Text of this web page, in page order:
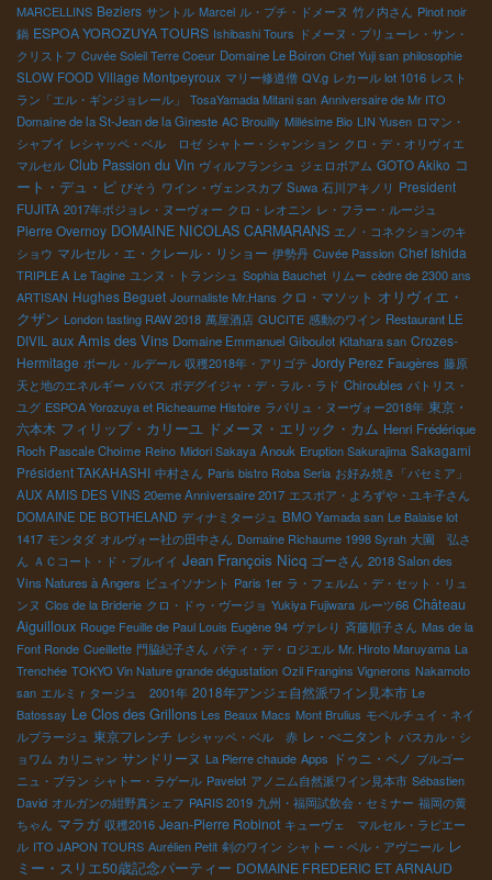
MARCELLINS Beziers サントル Marcel ル・プチ・ドメーヌ 竹ノ内さん Pinot noir
鍋 ESPOA YOROZUYA TOURS Ishibashi Tours ドメーヌ・プリューレ・サン・
クリストフ Cuvée Soleil Terre Coeur Domaine Le Boiron Chef Yuji san philosophie
SLOW FOOD Village Montpeyroux マリー修道僧 QV.g レカール lot 1016 レスト
ラン「エル・ギンジョレール」
TosaYamada Mitani san Anniversaire de Mr ITO
Domaine de la St-Jean de la Gineste AC Brouilly Millésime Bio LIN Yusen ロマン・
シャプイ レシャッペ・ベル ロゼ シャトー・シャンション クロ・デ・オリヴィエ
マルセル Club Passion du Vin ヴィルフランシュ ジェロボアム GOTO Akiko コ
ート・デュ・ピ びそう ワイン・ヴェンスカブ Suwa 石川アキノリ President
FUJITA 2017年ボジョレ・ヌーヴォー クロ・レオニン レ・フラー・ルージュ
Pierre Overnoy DOMAINE NICOLAS CARMARANS エノ・コネクションのキ
ショウ マルセル・エ・クレール・リショー 伊勢丹 Cuvée Passion Chef Ishida
TRIPLE A Le Tagine ユンヌ・トランシュ Sophia Bauchet リムー cèdre de 2300 ans
ARTISAN Hughes Beguet Journaliste Mr.Hans クロ・マソット オリヴィエ・
クザン London tasting RAW 2018 萬屋酒店 GUCITE 感動のワイン Restaurant LE
DIVIL aux Amis des Vins Domaine Emmanuel Giboulot Kitahara san Crozes-
Hermitage ポール・ルデール 収穫2018年・アリゴテ Jordy Perez Faugères 藤原
天と地のエネルギー ババス ボデグイジャ・デ・ラル・ラド Chiroubles パトリス・
ユグ ESPOA Yorozuya et Richeaume Histoire ラパリュ・ヌーヴォー2018年 東京・
六本木 フィリップ・カリーユ ドメーヌ・エリック・カム Henri Frédérique
Roch Pascale Choime Reino Midori Sakaya Anouk Eruption Sakurajima Sakagami
Président TAKAHASHI 中村さん Paris bistro Roba Seria お好み焼き「パセミア」
AUX AMIS DES VINS 20eme Anniversaire 2017 エスポア・よろずや・ユキ子さん
DOMAINE DE BOTHELAND ディナミタージュ BMO Yamada san Le Balaise lot
1417 モンタダ オルヴォー社の田中さん Domaine Richaume 1998 Syrah 大園 弘さ
ん ＡＣコート・ド・ブルイイ Jean François Nicq ゴーさん 2018 Salon des
Vins Natures à Angers ビュイソナント Paris 1er ラ・フェルム・デ・セット・リュ
ンヌ Clos de la Briderie クロ・ドゥ・ヴージョ Yukiya Fujiwara ルーツ66 Château
Aiguilloux Rouge Feuille de Paul Louis Eugène 94 ヴァレり 斉藤順子さん Mas de la
Font Ronde Cueillette 門脇紀子さん パティ・デ・ロジエル Mr. Hiroto Maruyama La
Trenchée TOKYO Vin Nature grande dégustation Ozil Frangins Vignerons Nakamoto
san エルミｒタージュ 2001年 2018年アンジェ自然派ワイン見本市 Le
Batossay Le Clos des Grillons Les Beaux Macs Mont Brulius モペルチュイ・ネイ
ルプラージュ 東京フレンチ レシャッペ・ベル 赤 レ・ぺニタント パスカル・シ
ョワム カリニャン サンドリーヌ La Pierre chaude Apps ドゥニ・ペノ ブルゴー
ニュ・ブラン シャトー・ラゲール Pavelot アノニム自然派ワイン見本市 Sébastien
David オルガンの紺野真シェフ PARIS 2019 九州・福岡試飲会・セミナー 福岡の黄
ちゃん マラガ 収穫2016 Jean-Pierre Robinot キューヴェ マルセル・ラピエー
ル ITO JAPON TOURS Aurélien Petit 剣のワイン シャトー・ベル・アヴニール レ
ミー・スリエ50歳記念パーティー DOMAINE FREDERIC ET ARNAUD